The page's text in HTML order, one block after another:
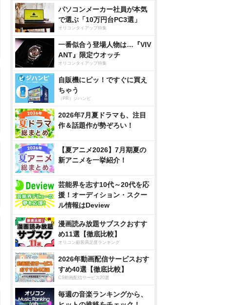
パソコンメーカー社員が本気
で選ぶ「10万円台PC3選」
オリコンタイアップ特集
一番似合う登場人物は…『VIV
ANT』限定ウオッチ
オリコンタイアップ特集
自販機にピッ！ですぐに買え
ちゃう
（PR）ジハンピ
2026年7月夏ドラマも、注目
作＆話題作が勢ぞろい！
【夏アニメ2026】7月期夏の
新アニメを一挙紹介！
芸能界を志す10代～20代を応
援！オーディション・スクー
ル情報はDeview
漫画読み放題サブスクおすす
め11選【徹底比較】
オリコン顧客満足度ランキング
2026年動画配信サービスおす
すめ40選【徹底比較】
CS動画配信サービス20選
毎週の音楽ランキングから、